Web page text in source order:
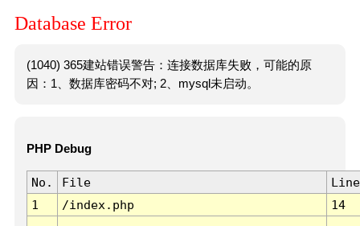
Database Error
(1040) 365建站错误警告：连接数据库失败，可能的原
因：1、数据库密码不对; 2、mysql未启动。
PHP Debug
No. File
Line
1
/index.php 14